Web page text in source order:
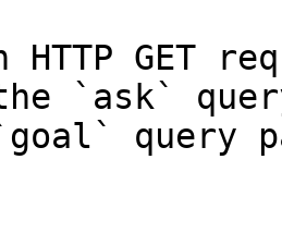
HTTP GET
`ask`
query